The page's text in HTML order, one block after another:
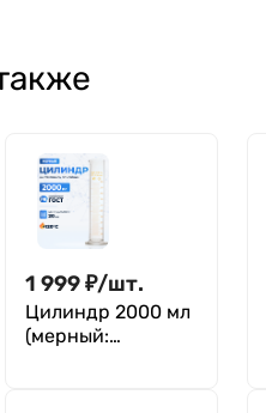
1 999₽/шт.
Цилиндр 2000 мл
(мерный: